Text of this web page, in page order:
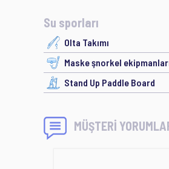
Su sporları
Olta Takımı
Maske şnorkel
Stand Up Paddle Board
MÜŞTERİ